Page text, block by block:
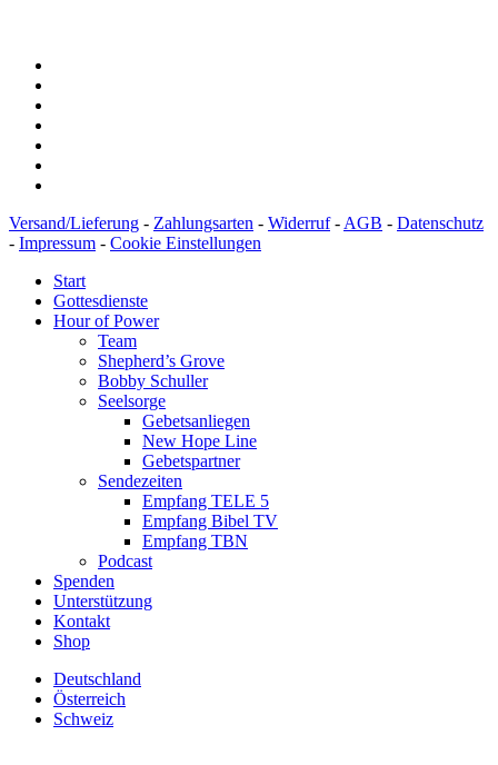
Versand/Lieferung - Zahlungsarten - Widerruf- AGB - Datenschutz
- Impressum - Cookie Einstellungen
Start
Gottesdienste
Hour of Power
Team
Shepherd’s Grove
Bobby Schuller
Seelsorge
Gebetsanliegen
New Hope Line
Gebetspartner
Sendezeiten
Empfang TELE 5
Empfang Bibel TV
Empfang TBN
Podcast
Spenden
Unterstützung
Kontakt
Shop
Deutschland
Österreich
Schweiz